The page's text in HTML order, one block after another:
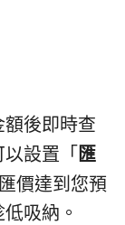
後即時查
以設置「匯
價達到您預
吸納。